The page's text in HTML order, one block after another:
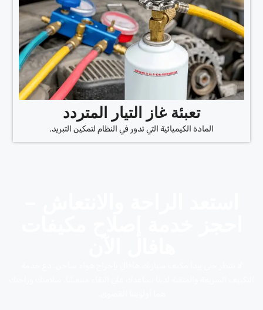
تعبئة غاز التيار المتردد
المادة الكيميائية التي تدور في النظام لتمكين التبريد.